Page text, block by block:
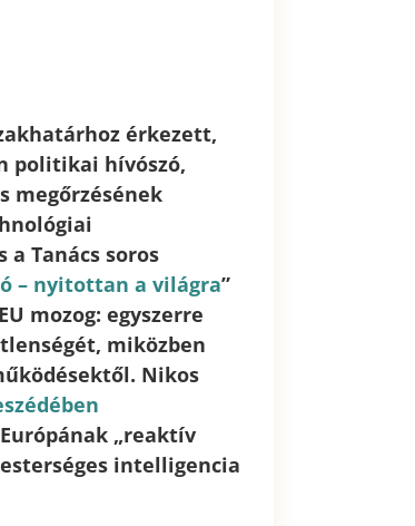
érkezett,
politikai hívószó,
megőrzésének
Tanács soros
– nyitottan a világra”
mozog: egyszerre
miközben
Nikos
„reaktív
intelligencia